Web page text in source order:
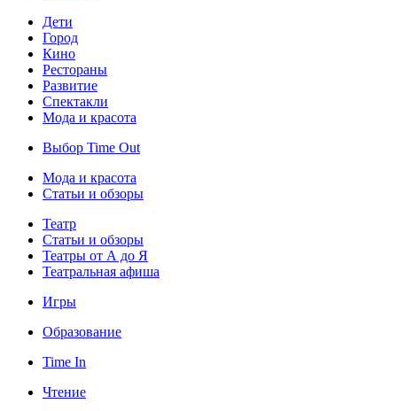
Дети
Город
Кино
Рестораны
Развитие
Спектакли
Мода и красота
Выбор Time Out
Мода и красота
Статьи и обзоры
Театр
Статьи и обзоры
Театры от А до Я
Театральная афиша
Игры
Образование
Time In
Чтение